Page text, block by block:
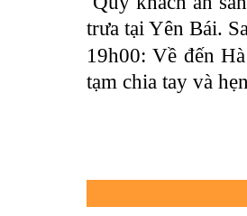
trưa tại Yên Bái.
19h00: Về đến
tạm chia tay và